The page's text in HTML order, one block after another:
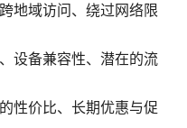
地域访问、绕过网络限
设备兼容性、潜在的流
性价比、长期优惠与促